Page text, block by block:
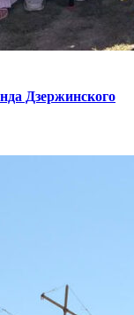
Дзержинского